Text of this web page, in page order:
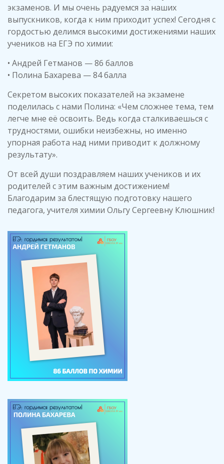
экзаменов. И мы очень радуемся за наших
выпускников, когда к ним приходит успех! Сегодня с
гордостью делимся высокими достижениями наших
учеников на ЕГЭ по химии:
• Андрей Гетманов — 86 баллов
• Полина Бахарева — 84 балла
Секретом высоких показателей на экзамене
поделилась с нами Полина: «Чем сложнее тема, тем
легче мне её освоить. Ведь когда сталкиваешься с
трудностями, ошибки неизбежны, но именно
упорная работа над ними приводит к должному
результату».
От всей души поздравляем наших учеников и их
родителей с этим важным достижением!
Благодарим за блестящую подготовку нашего
педагога, учителя химии Ольгу Сергеевну Клюшник!